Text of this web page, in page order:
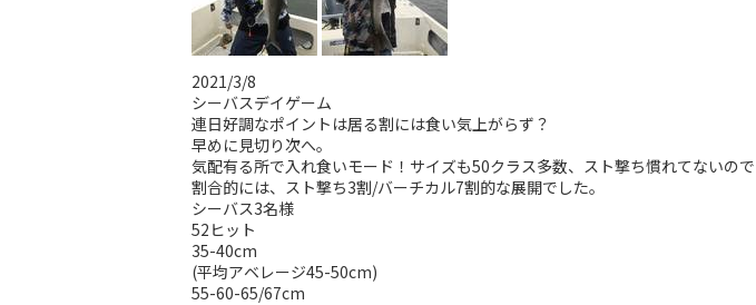
2021/3/8
シーバスデイゲーム
連日好調なポイントは居る割には食い気上がらず？
早めに見切り次へ。
気配有る所で入れ食いモード！サイズも50クラス多数、スト撃ち慣れてないの
割合的には、スト撃ち3割/バーチカル7割的な展開でした。
シーバス3名様
52ヒット
35-40cm
(平均アベレージ45-50cm)
55-60-65/67cm